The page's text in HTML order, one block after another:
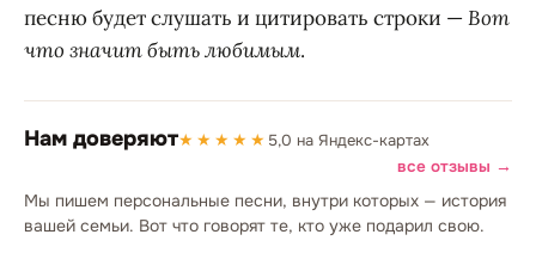
песню будет слушать и цитировать строки —Вот
что значит быть любимым.
Нам доверяют★★★★★ 5,0 на Яндекс-картах
все отзывы →
Мы пишем персональные песни, внутри которых — история
вашей семьи. Вот что говорят те, кто уже подарил свою.